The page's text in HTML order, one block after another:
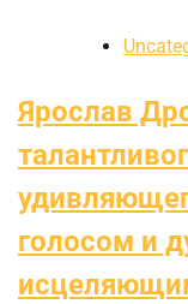
Ярослав
голосом и